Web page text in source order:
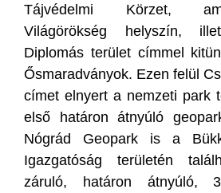
Tájvédelmi Körzet,
Világörökség helyszín,
Diplomás terület címmel
Ősmaradványok. Ezen felül
címet elnyert a nemzeti park
első határon átnyúló
Nógrád Geopark is a
Igazgatóság területén
záruló, határon átnyúló,